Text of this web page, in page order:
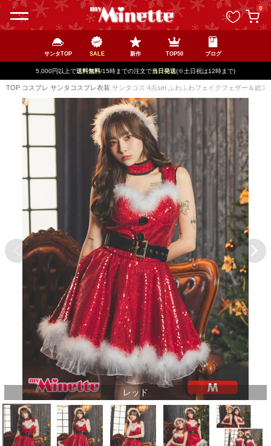
0
サンタTOP SALE 新作 TOP50 ブログ
5,000円以上で送料無料/15時までの注文で当日発送(※土日祝は12時まで)
TOP コスプレ サンタコスプレ衣装 サンタコス 4点set ふわふわフェイクフェザー＆総
レッド
ペー
ジト
ップ